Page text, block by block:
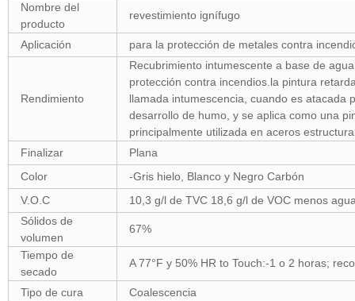
Nombre del
producto
revestimiento ignífugo
Aplicación para la protección de metales contra
Rendimiento
Recubrimiento intumescente a base de
protección contra incendios.la pintura
llamada intumescencia, cuando es atacada
desarrollo de humo, y se aplica como una
principalmente utilizada en aceros
Finalizar
Plana
Color
-Gris hielo, Blanco y Negro Carbón
V.O.C
10,3 g/l de TVC 18,6 g/l de VOC menos
Sólidos de
volumen
67%
Tiempo de
secado
A 77°F y 50% HR to Touch:-1 o 2 horas;
Tipo de cura
Coalescencia